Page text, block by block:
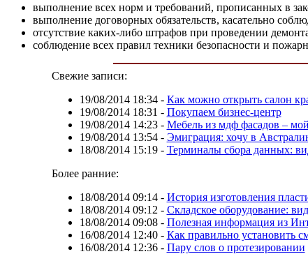
выполнение всех норм и требований, прописанных в
выполнение договорных обязательств, касательно
отсутствие каких-либо штрафов при проведении
соблюдение всех правил техники безопасности и
Свежие записи:
19/08/2014 18:34- Как можно открыть салон
19/08/2014 18:31 - Покупаем бизнес-центр
19/08/2014 14:23- Мебель из мдф фасадов –
19/08/2014 13:54- Эмиграция: хочу в
18/08/2014 15:19- Терминалы сбора данных:
Более ранние:
18/08/2014 09:14- История изготовления
18/08/2014 09:12 - Складское оборудование:
18/08/2014 09:08- Полезная информация из
16/08/2014 12:40- Как правильно установить
16/08/2014 12:36- Пару слов о протезировании